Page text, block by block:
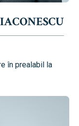
în prealabil la